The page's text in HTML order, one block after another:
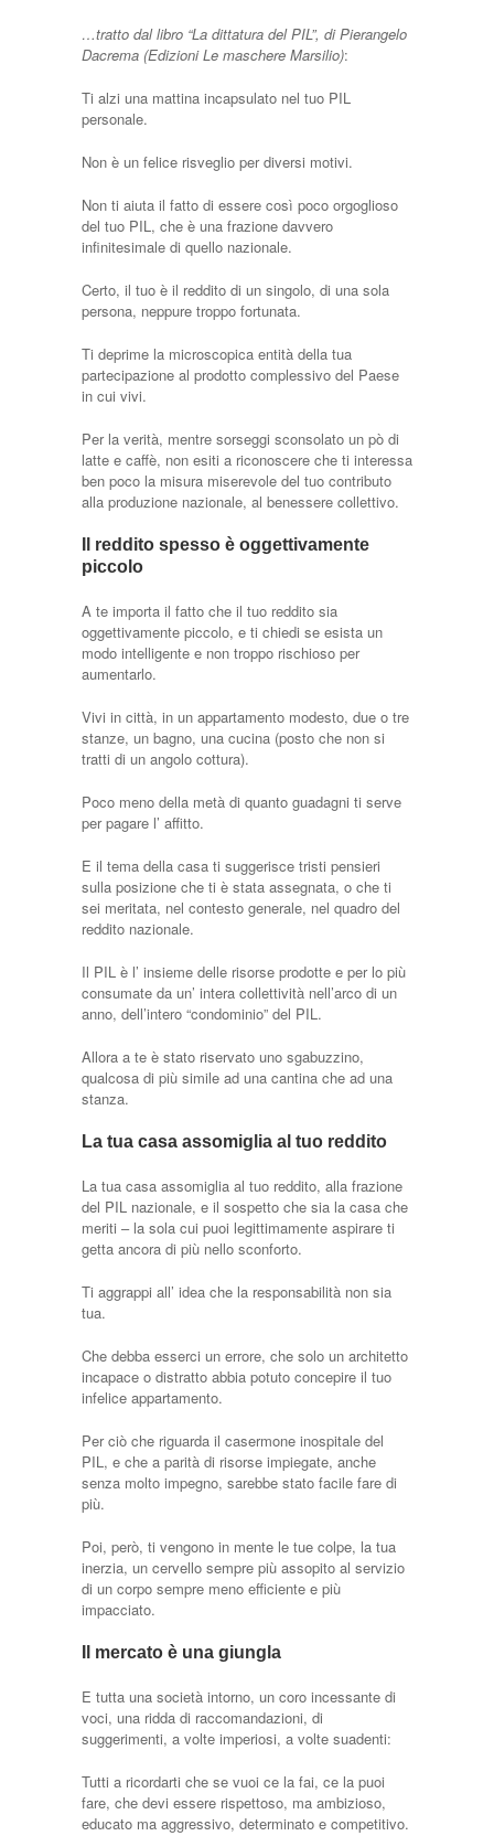
…tratto dal libro “La dittatura del PIL”, di Pierangelo
Dacrema (Edizioni Le maschere Marsilio):
Ti alzi una mattina incapsulato nel tuo PIL
personale.
Non è un felice risveglio per diversi motivi.
Non ti aiuta il fatto di essere così poco orgoglioso
del tuo PIL, che è una frazione davvero
infinitesimale di quello nazionale.
Certo, il tuo è il reddito di un singolo, di una sola
persona, neppure troppo fortunata.
Ti deprime la microscopica entità della tua
partecipazione al prodotto complessivo del Paese
in cui vivi.
Per la verità, mentre sorseggi sconsolato un pò di
latte e caffè, non esiti a riconoscere che ti interessa
ben poco la misura miserevole del tuo contributo
alla produzione nazionale, al benessere collettivo.
Il reddito spesso è oggettivamente
piccolo
A te importa il fatto che il tuo reddito sia
oggettivamente piccolo, e ti chiedi se esista un
modo intelligente e non troppo rischioso per
aumentarlo.
Vivi in città, in un appartamento modesto, due o tre
stanze, un bagno, una cucina (posto che non si
tratti di un angolo cottura).
Poco meno della metà di quanto guadagni ti serve
per pagare l’ affitto.
E il tema della casa ti suggerisce tristi pensieri
sulla posizione che ti è stata assegnata, o che ti
sei meritata, nel contesto generale, nel quadro del
reddito nazionale.
Il PIL è l’ insieme delle risorse prodotte e per lo più
consumate da un’ intera collettività nell’arco di un
anno, dell’intero “condominio” del PIL.
Allora a te è stato riservato uno sgabuzzino,
qualcosa di più simile ad una cantina che ad una
stanza.
La tua casa assomiglia al tuo reddito
La tua casa assomiglia al tuo reddito, alla frazione
del PIL nazionale, e il sospetto che sia la casa che
meriti – la sola cui puoi legittimamente aspirare ti
getta ancora di più nello sconforto.
Ti aggrappi all’ idea che la responsabilità non sia
tua.
Che debba esserci un errore, che solo un architetto
incapace o distratto abbia potuto concepire il tuo
infelice appartamento.
Per ciò che riguarda il casermone inospitale del
PIL, e che a parità di risorse impiegate, anche
senza molto impegno, sarebbe stato facile fare di
più.
Poi, però, ti vengono in mente le tue colpe, la tua
inerzia, un cervello sempre più assopito al servizio
di un corpo sempre meno efficiente e più
impacciato.
Il mercato è una giungla
E tutta una società intorno, un coro incessante di
voci, una ridda di raccomandazioni, di
suggerimenti, a volte imperiosi, a volte suadenti:
Tutti a ricordarti che se vuoi ce la fai, ce la puoi
fare, che devi essere rispettoso, ma ambizioso,
educato ma aggressivo, determinato e competitivo.